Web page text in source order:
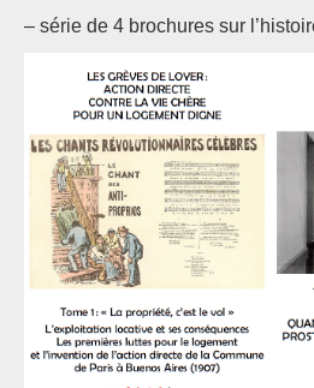
– série de 4 brochures sur